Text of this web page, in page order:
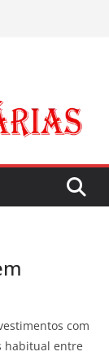
com
habitual entre